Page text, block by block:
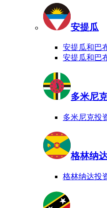
安提瓜
安提瓜和巴
安提瓜和巴
多米尼
多米尼克投
格林纳
格林纳达投